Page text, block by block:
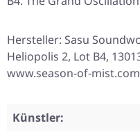
Hersteller: Sasu
Heliopolis 2, Lot B4,
www.season-of-mist.com
Künstler: